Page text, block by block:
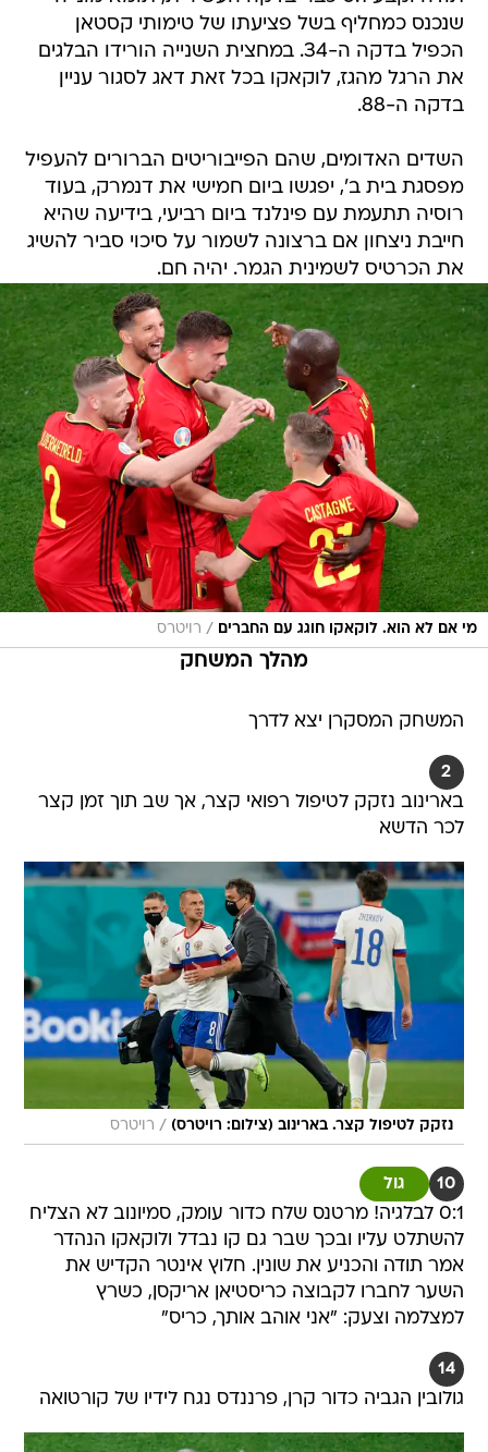
שנכנס כמחליף בשל פציעתו של טימותי קסטאן
הכפיל בדקה ה-34. במחצית השנייה הורידו הבלגים
את הרגל מהגז, לוקאקו בכל זאת דאג לסגור עניין
בדקה ה-88.
השדים האדומים, שהם הפייבוריטים הברורים להעפיל
מפסגת בית ב', יפגשו ביום חמישי את דנמרק, בעוד
רוסיה תתעמת עם פינלנד ביום רביעי, בידיעה שהיא
חייבת ניצחון אם ברצונה לשמור על סיכוי סביר להשיג
את הכרטיס לשמינית הגמר. יהיה חם.
מי אם לא הוא. לוקאקו חוגג עם החברים / רויטרס
מהלך המשחק
המשחק המסקרן יצא לדרך
2
בארינוב נזקק לטיפול רפואי קצר, אך שב תוך זמן קצר
לכר הדשא
נזקק לטיפול קצר. בארינוב (צילום: רויטרס) / רויטרס
10 גול
0:1 לבלגיה! מרטנס שלח כדור עומק, סמיונוב לא הצליח
להשתלט עליו ובכך שבר גם קו נבדל ולוקאקו הנהדר
אמר תודה והכניע את שונין. חלוץ אינטר הקדיש את
השער לחברו לקבוצה כריסטיאן אריקסן, כשרץ
למצלמה וצעק: "אני אוהב אותך, כריס"
14
גולובין הגביה כדור קרן, פרננדס נגח לידיו של קורטואה